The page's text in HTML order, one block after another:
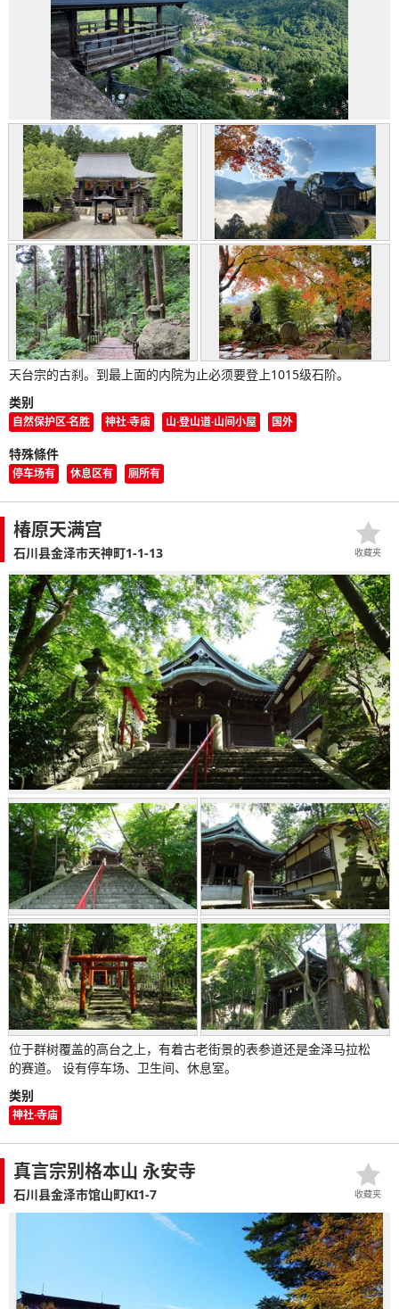
天台宗的古刹。到最上面的内院为止必须要登上1015级石阶。
类别
自然保护区·名胜 神社·寺庙 山·登山道·山间小屋 国外
特殊條件
停车场有 休息区有 厕所有
椿原天满宫
石川县金泽市天神町1-1-13
位于群树覆盖的高台之上，有着古老街景的表参道还是金泽马拉松
的赛道。 设有停车场、卫生间、休息室。
类别
神社·寺庙
收藏夹
真言宗别格本山 永安寺
石川县金泽市馆山町KI1-7 收藏夹